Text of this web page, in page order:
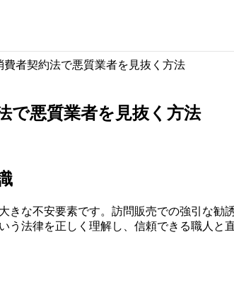
者契約法で悪質業者を見抜く方法
で悪質業者を見抜く方法
な不安要素です。訪問販売での強引な勧
法律を正しく理解し、信頼できる職人と